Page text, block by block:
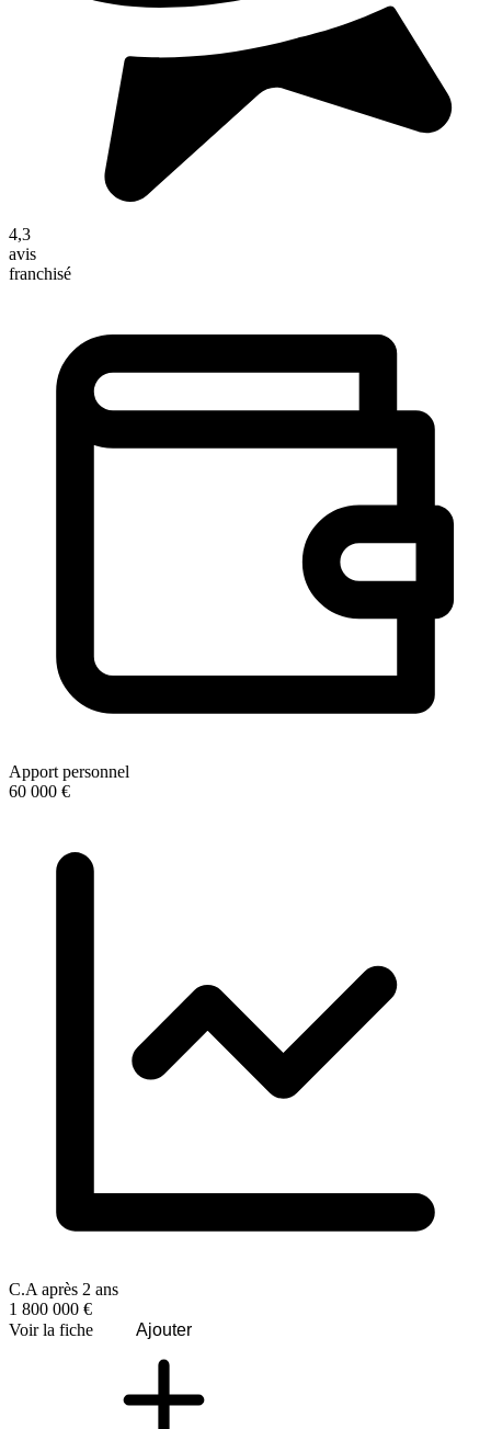
4,3
avis
franchisé
Apport personnel
60 000 €
C.A après 2 ans
1 800 000 €
Voir la fiche
Ajouter